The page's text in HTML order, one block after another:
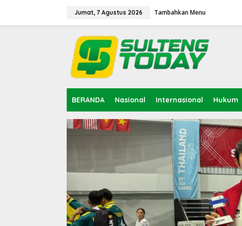
Jumat, 7 Agustus 2026 Tambahkan Menu
BERANDA Nasional Internasional Hukum